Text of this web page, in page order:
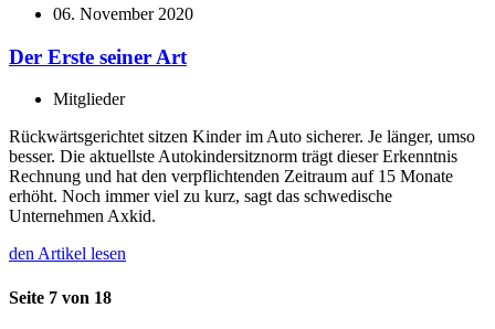
06. November 2020
Der Erste seiner Art
Mitglieder
Rückwärtsgerichtet sitzen Kinder im Auto sicherer. Je länger, umso
besser. Die aktuellste Autokindersitznorm trägt dieser Erkenntnis
Rechnung und hat den verpflichtenden Zeitraum auf 15 Monate
erhöht. Noch immer viel zu kurz, sagt das schwedische
Unternehmen Axkid.
den Artikel lesen
Seite 7 von 18